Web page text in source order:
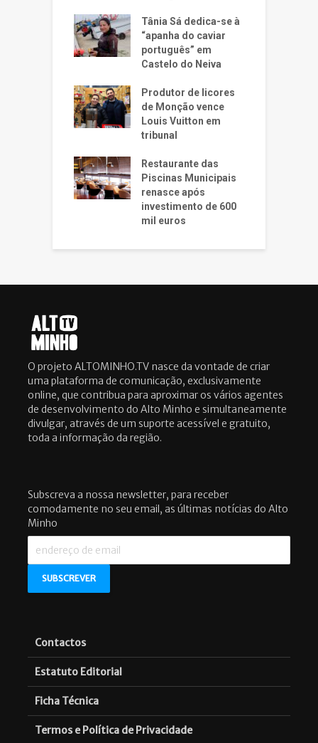
Tânia Sá dedica-se à
“apanha do caviar
português” em
Castelo do Neiva
Produtor de licores
de Monção vence
Louis Vuitton em
tribunal
Restaurante das
Piscinas Municipais
renasce após
investimento de 600
mil euros
O projeto ALTOMINHO.TV nasce da vontade de criar
uma plataforma de comunicação, exclusivamente
online, que contribua para aproximar os vários agentes
de desenvolvimento do Alto Minho e simultaneamente
divulgar, através de um suporte acessível e gratuito,
toda a informação da região.
Subscreva a nossa newsletter, para receber
comodamente no seu email, as últimas notícias do Alto
Minho
Contactos
Estatuto Editorial
Ficha Técnica
Termos e Política de Privacidade